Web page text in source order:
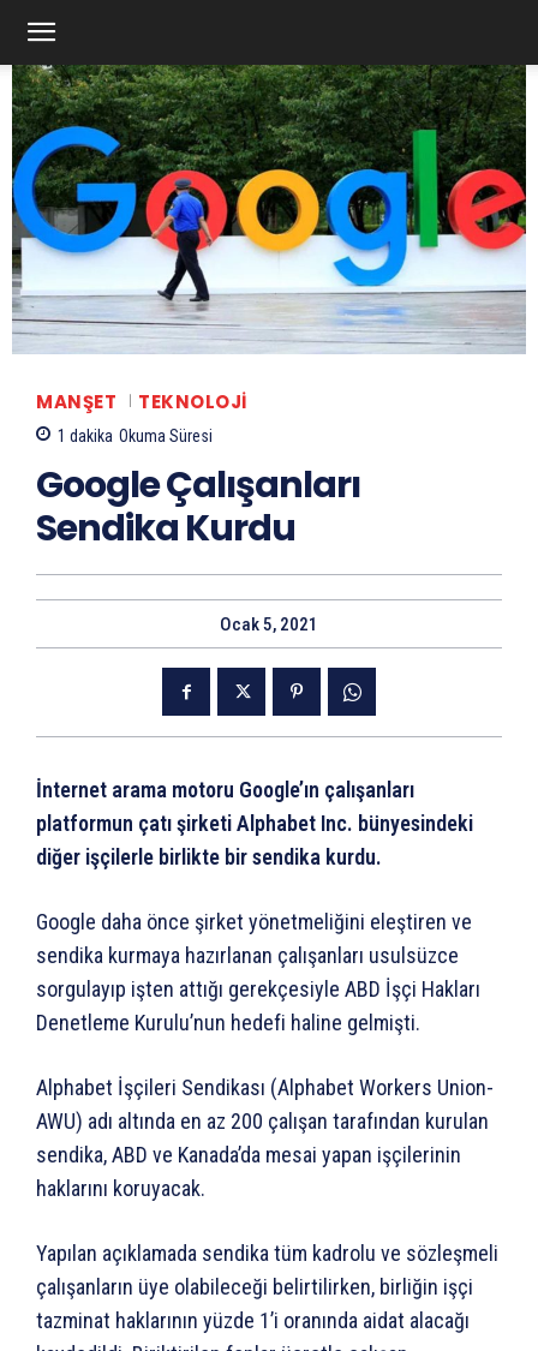
MANŞET TEKNOLOJI
1 dakika Okuma Süresi
Google Çalışanları
Sendika Kurdu
Ocak 5, 2021
İnternet arama motoru Google’ın çalışanları
platformun çatı şirketi Alphabet Inc. bünyesindeki
diğer işçilerle birlikte bir sendika kurdu.
Google daha önce şirket yönetmeliğini eleştiren ve
sendika kurmaya hazırlanan çalışanları usulsüzce
sorgulayıp işten attığı gerekçesiyle ABD İşçi Hakları
Denetleme Kurulu’nun hedefi haline gelmişti.
Alphabet İşçileri Sendikası (Alphabet Workers Union-
AWU) adı altında en az 200 çalışan tarafından kurulan
sendika, ABD ve Kanada’da mesai yapan işçilerinin
haklarını koruyacak.
Yapılan açıklamada sendika tüm kadrolu ve sözleşmeli
çalışanların üye olabileceği belirtilirken, birliğin işçi
tazminat haklarının yüzde 1’i oranında aidat alacağı